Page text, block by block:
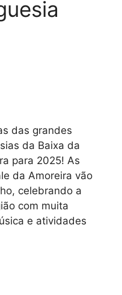
das grandes
da Baixa da
para 2025! As
da Amoreira vão
celebrando a
com muita
e atividades